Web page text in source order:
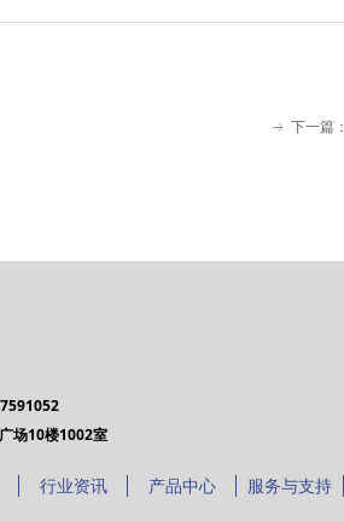
ꁹ 下一篇：
场10楼1002室
行业资讯 产品中心 服务与支持